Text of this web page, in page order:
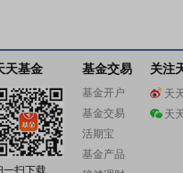
天基金
一扫下载
基金交易
基金开户
基金交易
活期宝
基金产品
关注
天
天